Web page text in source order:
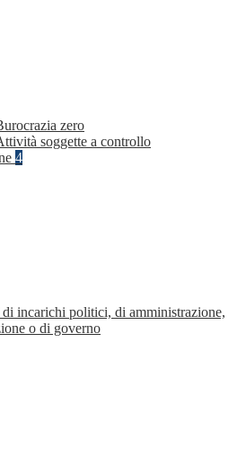
zero
soggette a controllo
4
incarichi politici, di amministrazione,
o di governo